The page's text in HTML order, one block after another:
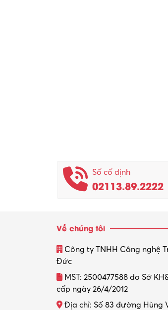
Số cố định
02113.89.2222
Về chúng tôi
Công ty TNHH Công nghệ
Đức
MST: 2500477588 do Sở
cấp ngày 26/4/2012
Địa chỉ: Số 83 đường Hùng